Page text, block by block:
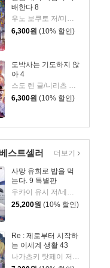
배한다 8
6,300원 (10% 할인)
도박사는 기도하지 않
아 4
스도 렌 글/니리츠 그림/정혜원 역
6,300원 (10% 할인)
스트셀러
사망 유희로 밥을 먹
는다. 9 특별판
우카이 유시 저/네코메타루 그림/이희경 역
25,200원 (10% 할인)
Re : 제로부터 시작하
는 이세계 생활 43
나가츠키 탓페이 저/오츠카 신이치로 그림
더보기